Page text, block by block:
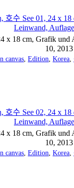
24 x 18 cm, Grafik
10, 2013
canvas, Edition, Korea,
24 x 18 cm, Grafik
10, 2013
canvas, Edition, Korea,